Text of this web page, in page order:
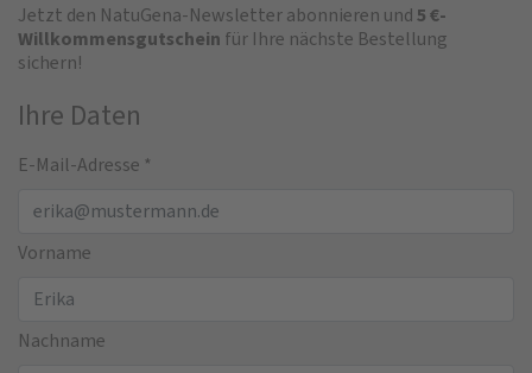
Jetzt den NatuGena-Newsletter abonnieren und5 €-
Willkommensgutschein für Ihre nächste Bestellung
sichern!
Ihre Daten
E-Mail-Adresse *
Vorname
Nachname